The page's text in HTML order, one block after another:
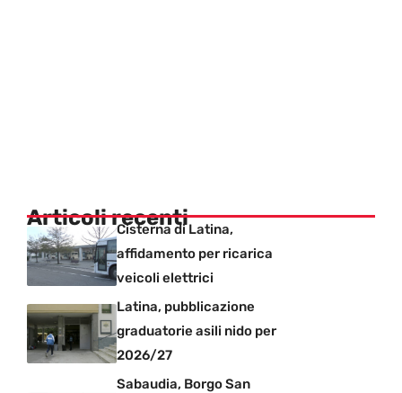
Articoli recenti
Cisterna di Latina,
affidamento per ricarica
veicoli elettrici
Latina, pubblicazione
graduatorie asili nido per
2026/27
Sabaudia, Borgo San